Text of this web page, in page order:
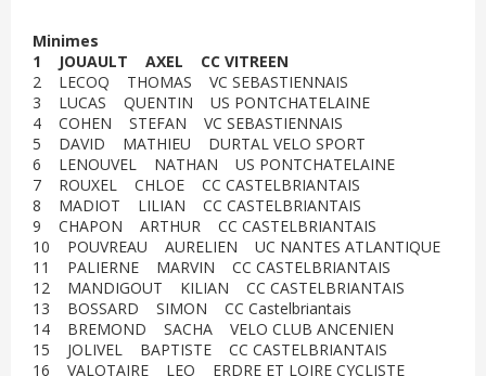
Minimes
1 JOUAULT AXEL CC VITREEN
2 LECOQ THOMAS VC SEBASTIENNAIS
3 LUCAS QUENTIN US PONTCHATELAINE
4 COHEN STEFAN VC SEBASTIENNAIS
5 DAVID MATHIEU DURTAL VELO SPORT
6 LENOUVEL NATHAN US PONTCHATELAINE
7 ROUXEL CHLOE CC CASTELBRIANTAIS
8 MADIOT LILIAN CC CASTELBRIANTAIS
9 CHAPON ARTHUR CC CASTELBRIANTAIS
10 POUVREAU AURELIEN UC NANTES ATLANTIQUE
11 PALIERNE MARVIN CC CASTELBRIANTAIS
12 MANDIGOUT KILIAN CC CASTELBRIANTAIS
13 BOSSARD SIMON CC Castelbriantais
14 BREMOND SACHA VELO CLUB ANCENIEN
15 JOLIVEL BAPTISTE CC CASTELBRIANTAIS
16 VALOTAIRE LEO ERDRE ET LOIRE CYCLISTE